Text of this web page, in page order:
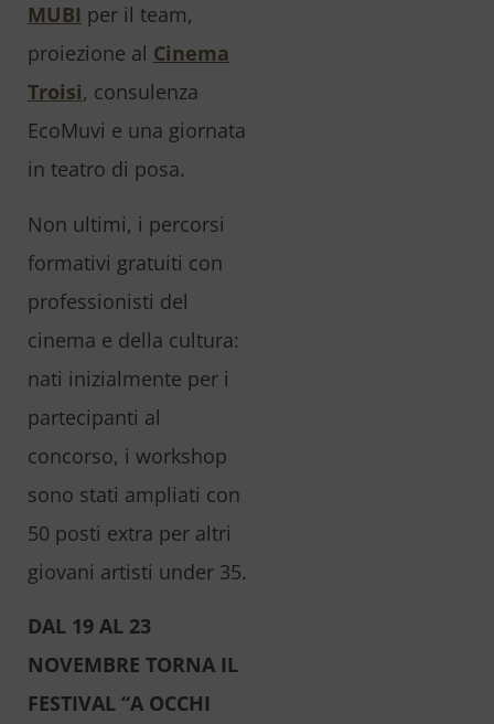
MUBI per il team,
proiezione al Cinema
Troisi, consulenza
EcoMuvi e una giornata
in teatro di posa.
Non ultimi, i percorsi
formativi gratuiti con
professionisti del
cinema e della cultura:
nati inizialmente per i
partecipanti al
concorso, i workshop
sono stati ampliati con
50 posti extra per altri
giovani artisti under 35.
DAL 19 AL 23
NOVEMBRE TORNA IL
FESTIVAL “A OCCHI